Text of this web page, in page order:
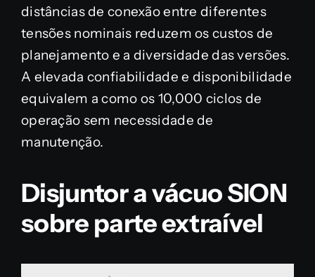
distâncias de conexão entre diferentes
tensões nominais reduzem os custos de
planejamento e a diversidade das versões.
A elevada confiabilidade e disponibilidade
equivalem a como os 10,000 ciclos de
operação sem necessidade de
manutenção.
Disjuntor a vácuo SION
sobre parte extraível